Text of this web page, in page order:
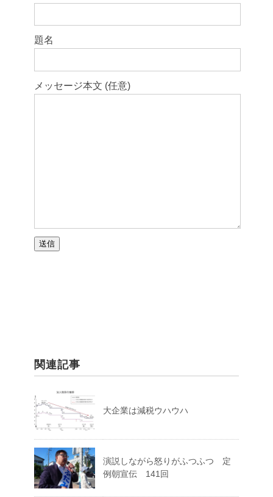
題名
メッセージ本文 (任意)
関連記事
大企業は減税ウハウハ
演説しながら怒りがふつふつ 定
例朝宣伝 141回